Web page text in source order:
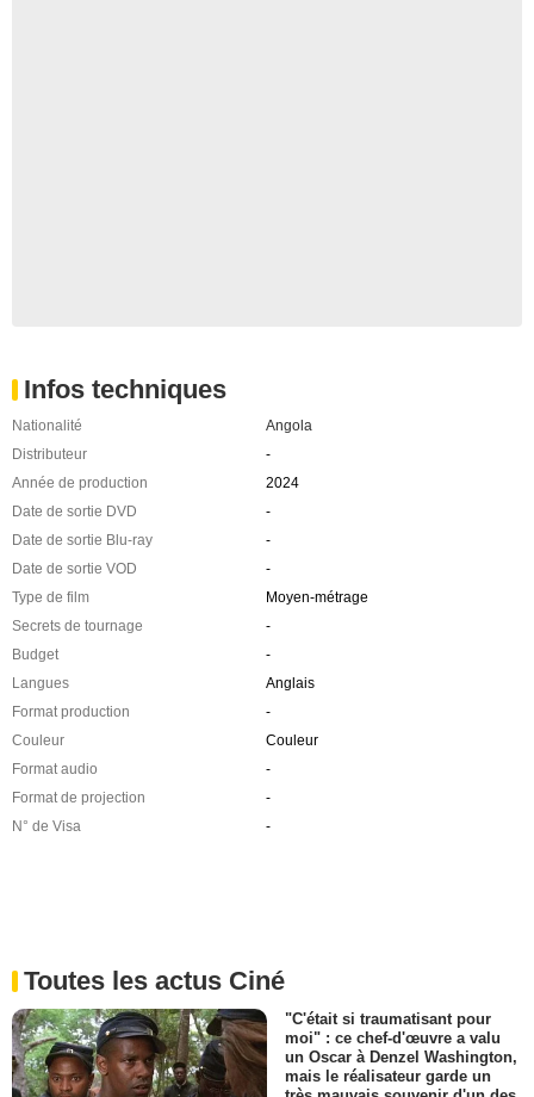
Infos techniques
Nationalité
Angola
Distributeur
-
Année de production
2024
Date de sortie DVD
-
Date de sortie Blu-ray
-
Date de sortie VOD
-
Type de film
Moyen-métrage
Secrets de tournage
-
Budget
-
Langues
Anglais
Format production
-
Couleur
Couleur
Format audio
-
Format de projection
-
N° de Visa
-
Toutes les actus Ciné
"C'était si traumatisant pour
moi" : ce chef-d'œuvre a valu
un Oscar à Denzel Washington,
mais le réalisateur garde un